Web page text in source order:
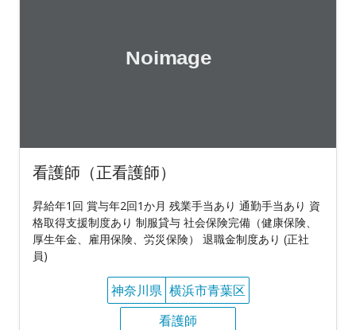
看護師（正看護師）
昇給年1回 賞与年2回1か月 残業手当あり 通勤手当あり 資
格取得支援制度あり 制服貸与 社会保険完備（健康保険、
厚生年金、雇用保険、労災保険） 退職金制度あり (正社
員)
神奈川県 横浜市青葉区
看護師